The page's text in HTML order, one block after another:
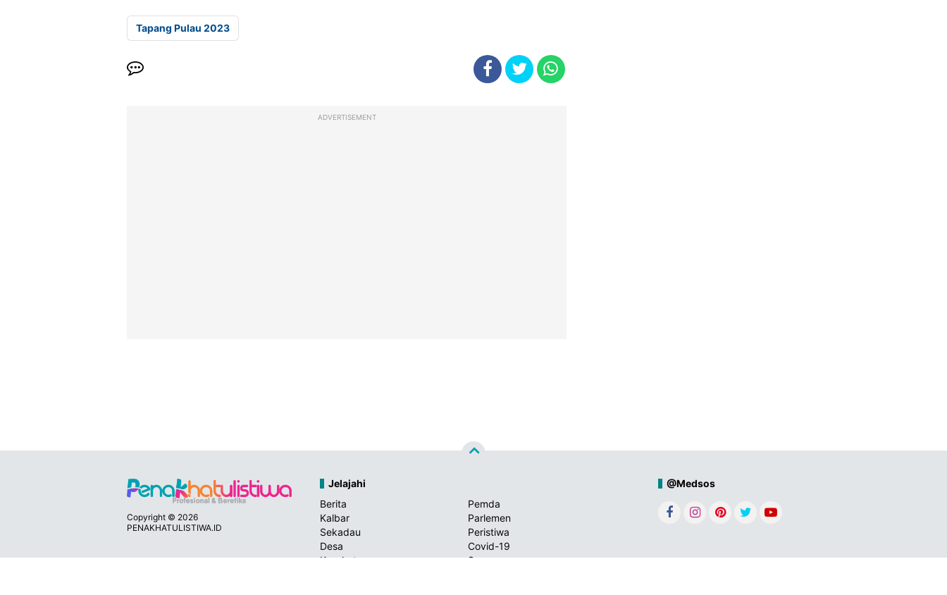
Tapang Pulau 2023
ADVERTISEMENT
Copyright © 2026
PENAKHATULISTIWA.ID
Jelajahi
Berita
Pemda
Kalbar
Parlemen
Sekadau
Peristiwa
Desa
Covid-19
Kesehatan
Sanggau
@Medsos